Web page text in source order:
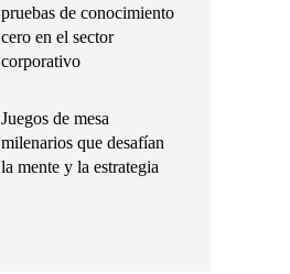
pruebas de conocimiento
cero en el sector
corporativo
Juegos de mesa
milenarios que desafían
la mente y la estrategia